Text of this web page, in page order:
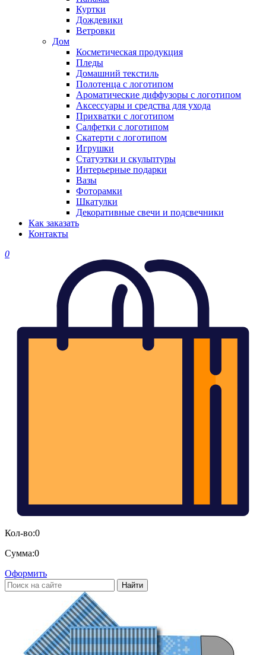
Куртки
Дождевики
Ветровки
Дом
Косметическая продукция
Пледы
Домашний текстиль
Полотенца с логотипом
Ароматические диффузоры с логотипом
Аксессуары и средства для ухода
Прихватки с логотипом
Салфетки с логотипом
Скатерти с логотипом
Игрушки
Статуэтки и скульптуры
Интерьерные подарки
Вазы
Фоторамки
Шкатулки
Декоративные свечи и подсвечники
Как заказать
Контакты
0
Кол-во:0
Сумма:0
Оформить
Найти